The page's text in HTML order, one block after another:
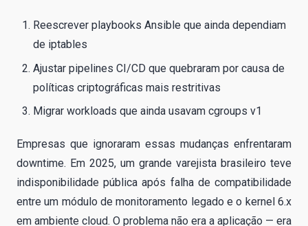
Reescrever playbooks Ansible que ainda dependiam
de iptables
Ajustar pipelines CI/CD que quebraram por causa de
políticas criptográficas mais restritivas
Migrar workloads que ainda usavam cgroups v1
Empresas que ignoraram essas mudanças enfrentaram
downtime. Em 2025, um grande varejista brasileiro teve
indisponibilidade pública após falha de compatibilidade
entre um módulo de monitoramento legado e o kernel 6.x
em ambiente cloud. O problema não era a aplicação — era